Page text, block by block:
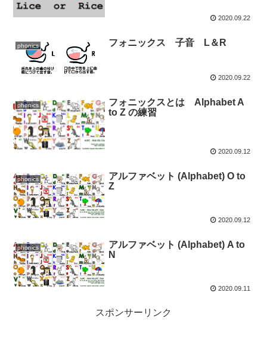
2020.09.22
phonics フォニックス 子音 L＆R
2020.09.22
phonics
フォニックスとは Alphabet A
to Z の練習
2020.09.12
phonics
アルファベット (Alphabet) O to
Z
2020.09.12
phonics
アルファベット (Alphabet) A to
N
2020.09.11
スポンサーリンク